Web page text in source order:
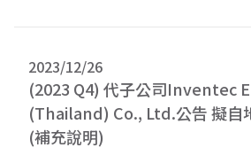
2023/12/26
(2023 Q4) 代子公司Inventec
(Thailand) Co., Ltd.公告 擬自
(補充說明)